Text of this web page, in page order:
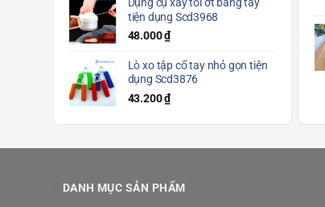
Dụng cụ xay tỏi ớt bằng tay
tiện dụng Scd3968
48.000₫
Lò xo tập cổ tay nhỏ gọn tiện
dụng Scd3876
43.200₫
DANH MỤC SẢN PHẨM